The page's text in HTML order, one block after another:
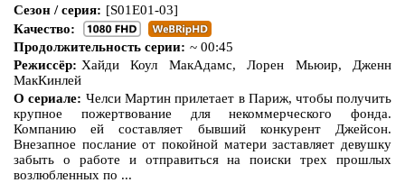
Сезон / серия: [S01E01-03]
Качество:
Продолжительность серии: ~ 00:45
Режиссёр: Хайди Коул МакАдамс, Лорен Мьюир, Дженн
МакКинлей
О сериале: Челси Мартин прилетает в Париж, чтобы получить
крупное пожертвование для некоммерческого фонда.
Компанию ей составляет бывший конкурент Джейсон.
Внезапное послание от покойной матери заставляет девушку
забыть о работе и отправиться на поиски трех прошлых
возлюбленных по ...